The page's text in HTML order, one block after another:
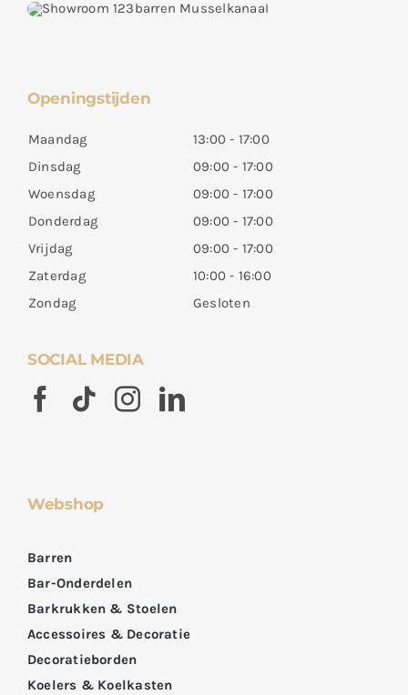
Openingstijden
Maandag
13:00 - 17:00
Dinsdag
09:00 - 17:00
Woensdag
09:00 - 17:00
Donderdag
09:00 - 17:00
Vrijdag
09:00 - 17:00
Zaterdag
10:00 - 16:00
Zondag
Gesloten
SOCIAL MEDIA
Webshop
Barren
Bar-Onderdelen
Barkrukken & Stoelen
Accessoires & Decoratie
Decoratieborden
Koelers & Koelkasten